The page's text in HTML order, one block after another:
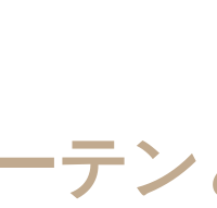
テ